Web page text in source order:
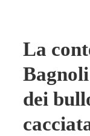
La
dei